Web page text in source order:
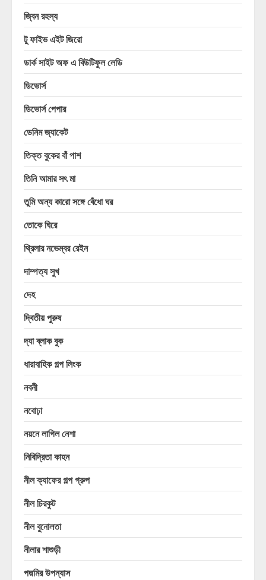
জ্বিন রহস্য
টু ফাইভ এইট জিরো
ডার্ক সাইট অফ এ বিউটিফুল লেডি
ডিভোর্স
ডিভোর্স পেপার
ডেনিম জ্যাকেট
তিক্ত বুকের বাঁ পাশ
তিনি আমার সৎ মা
তুমি অন্য কারো সঙ্গে বেঁধো ঘর
তোকে ঘিরে
থ্রিলার নভেম্বর রেইন
দাম্পত্য সুখ
দেহ
দ্বিতীয় পুরুষ
দ্যা ব্লাক বুক
ধারাবাহিক গল্প লিংক
নবনী
নবোঢ়া
নয়নে লাগিল নেশা
নিবিদ্রিতা কাহন
নীল ক্যাফের গল্প গ্রুপ
নীল চিরকুট
নীল বুনোলতা
নীলার শাশুড়ী
পদ্মমির উপন্যাস